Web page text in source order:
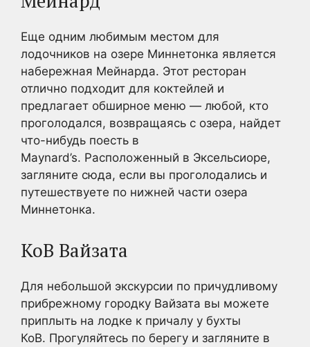
Еще одним любимым местом для
лодочников на озере Миннетонка является
набережная Мейнарда. Этот ресторан
отлично подходит для коктейлей и
предлагает обширное меню — любой, кто
проголодался, возвращаясь с озера, найдет
что-нибудь поесть в
Maynard’s. Расположенный в Эксельсиоре,
загляните сюда, если вы проголодались и
путешествуете по нижней части озера
Миннетонка.
КоВ Вайзата
Для небольшой экскурсии по причудливому
прибрежному городку Вайзата вы можете
приплыть на лодке к причалу у бухты
КоВ. Прогуляйтесь по берегу и загляните в